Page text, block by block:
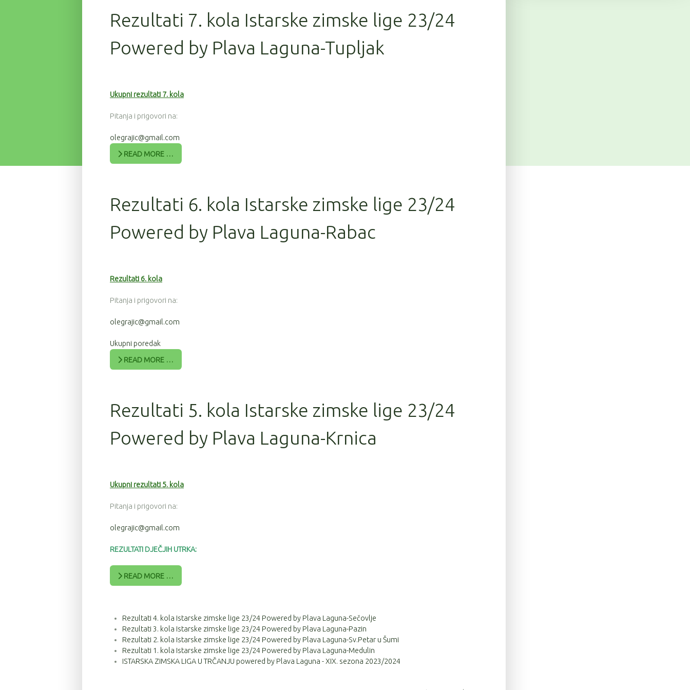
Rezultati 7. kola Istarske zimske lige 23/24
Powered by Plava Laguna-Tupljak
Ukupni rezultati 7. kola
Pitanja i prigovori na:
olegrajic@gmail.com
READ MORE …
Rezultati 6. kola Istarske zimske lige 23/24
Powered by Plava Laguna-Rabac
Rezultati 6. kola
Pitanja i prigovori na:
olegrajic@gmail.com
Ukupni poredak
READ MORE …
Rezultati 5. kola Istarske zimske lige 23/24
Powered by Plava Laguna-Krnica
Ukupni rezultati 5. kola
Pitanja i prigovori na:
olegrajic@gmail.com
REZULTATI DJEČJIH UTRKA:
READ MORE …
Rezultati 4. kola Istarske zimske lige 23/24 Powered by Plava Laguna-Sečovlje
Rezultati 3. kola Istarske zimske lige 23/24 Powered by Plava Laguna-Pazin
Rezultati 2. kola Istarske zimske lige 23/24 Powered by Plava Laguna-Sv.Petar u Šumi
Rezultati 1. kola Istarske zimske lige 23/24 Powered by Plava Laguna-Medulin
ISTARSKA ZIMSKA LIGA U TRČANJU powered by Plava Laguna - XIX. sezona 2023/2024